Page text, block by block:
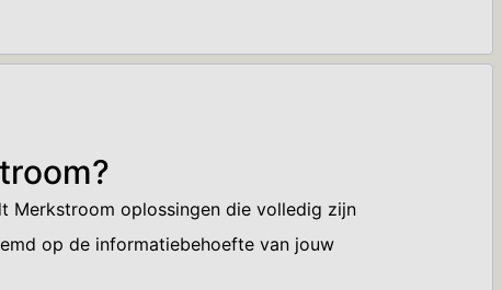
Merkstroom oplossingen die volledig zijn
op de informatiebehoefte van jouw